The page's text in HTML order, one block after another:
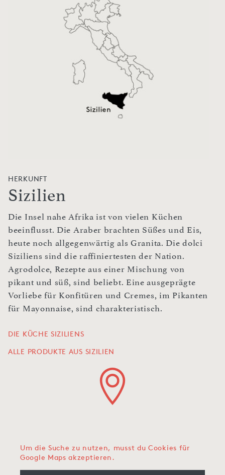
HERKUNFT
Sizilien
Die Insel nahe Afrika ist von vielen Küchen
beeinflusst. Die Araber brachten Süßes und Eis,
heute noch allgegenwärtig als Granita. Die dolci
Siziliens sind die raffiniertesten der Nation.
Agrodolce, Rezepte aus einer Mischung von
pikant und süß, sind beliebt. Eine ausgeprägte
Vorliebe für Konfitüren und Cremes, im Pikanten
für Mayonnaise, sind charakteristisch.
DIE KÜCHE SIZILIENS
ALLE PRODUKTE AUS SIZILIEN
Um die Suche zu nutzen, musst du Cookies für
Google Maps akzeptieren.